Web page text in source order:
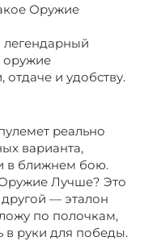
Оружие
легендарный
оружие
отдаче и удобству.
реально
варианта,
в ближнем бою.
Лучше? Это
— эталон
по полочкам,
в руки для победы.